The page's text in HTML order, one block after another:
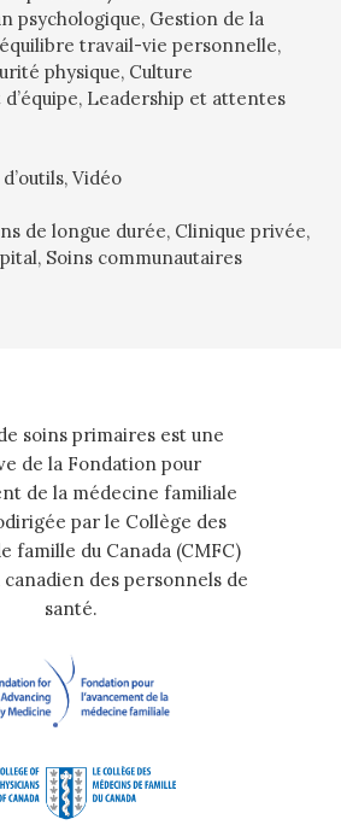
psychologique, Gestion de la
travail-vie personnelle,
physique, Culture
, Leadership et attentes
, Vidéo
de longue durée, Clinique privée,
, Soins communautaires
soins primaires est une
de la Fondation pour
de la médecine familiale
par le Collège des
famille du Canada (CMFC)
canadien des personnels de
santé.